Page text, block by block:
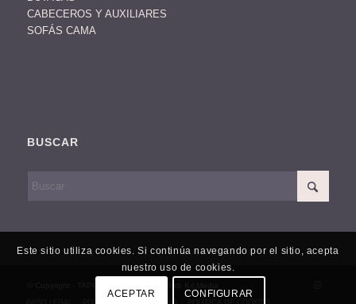
CABECEROS Y AUXILIARES
SOFÁS CAMA
BUSCAR
Este sitio utiliza cookies. Si continúa navegando por el sitio, acepta
nuestro uso de cookies.
ACEPTAR CONFIGURAR